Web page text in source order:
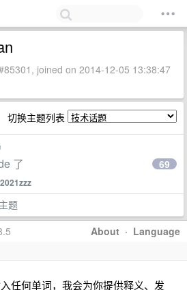
joined on 2014-12-05 13:38:47
切换主题列表
了 69
题
About · Language
任何单词，我会为你提供释义、发